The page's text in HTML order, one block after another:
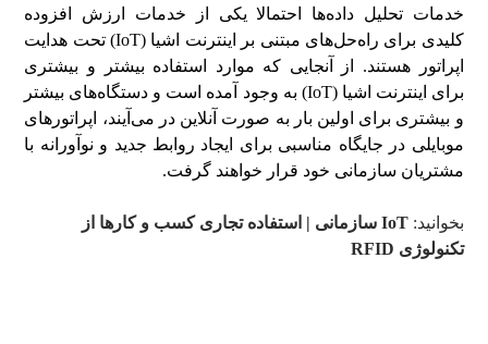
خدمات تحلیل داده‌ها احتمالا یکی از خدمات ارزش افزوده
کلیدی برای راه‌حل‌های مبتنی بر اینترنت اشیا (IoT) تحت هدایت
اپراتور هستند. از آنجایی که موارد استفاده بیشتر و بیشتری
برای اینترنت اشیا (IoT) به وجود آمده است و دستگاه‌های بیشتر
و بیشتری برای اولین بار به صورت آنلاین در می‌آیند، اپراتورهای
موبایلی در جایگاه مناسبی برای ایجاد روابط جدید و نوآورانه با
مشتریان سازمانی خود قرار خواهند گرفت.
بخوانید:
IoT سازمانی | استفاده تجاری کسب و کارها از
تکنولوژی RFID